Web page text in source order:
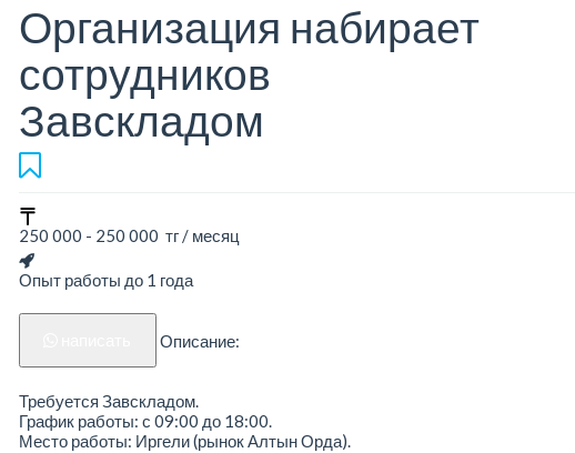
Организация набирает
сотрудников
Завскладом
250 000 - 250 000 тг / месяц
Опыт работы до 1 года
Описание:
Требуется Завскладом.
График работы: с 09:00 до 18:00.
Место работы: Иргели (рынок Алтын Орда).